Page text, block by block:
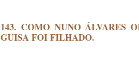
143. COMO NUNO ÁLVARES
GUISA FOI FILHADO.